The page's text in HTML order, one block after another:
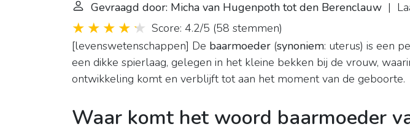
Gevraagd door: Micha van Hugenpoth tot den Berenclauw |
Score: 4.2/5 (58 stemmen)
[levenswetenschappen] De baarmoeder (synoniem: uterus) is een
een dikke spierlaag, gelegen in het kleine bekken bij de vrouw,
ontwikkeling komt en verblijft tot aan het moment van de geboorte.
Waar komt het woord baarmoeder